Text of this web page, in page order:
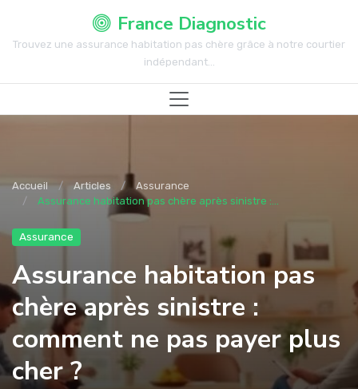
France Diagnostic
Trouvez une assurance habitation pas chère grâce à notre courtier
indépendant...
Accueil Articles
Assurance
Assurance habitation pas chère après sinistre :...
Assurance
Assurance habitation pas
chère après sinistre :
comment ne pas payer plus
cher ?